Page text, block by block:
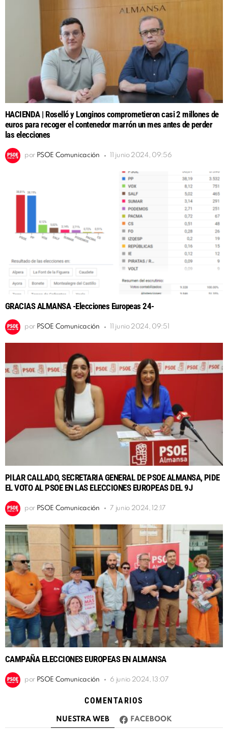
HACIENDA | Roselló y Longinos comprometieron casi 2 millones de
euros para recoger el contenedor marrón un mes antes de perder
las elecciones
por PSOE Comunicación 11 junio 2024, 09:56
GRACIAS ALMANSA -Elecciones Europeas 24-
por PSOE Comunicación 11 junio 2024, 09:51
PILAR CALLADO, SECRETARIA GENERAL DE PSOE ALMANSA, PIDE
EL VOTO AL PSOE EN LAS ELECCIONES EUROPEAS DEL 9J
por PSOE Comunicación 7 junio 2024, 12:17
CAMPAÑA ELECCIONES EUROPEAS EN ALMANSA
por PSOE Comunicación 6 junio 2024, 13:07
COMENTARIOS
NUESTRA WEB FACEBOOK